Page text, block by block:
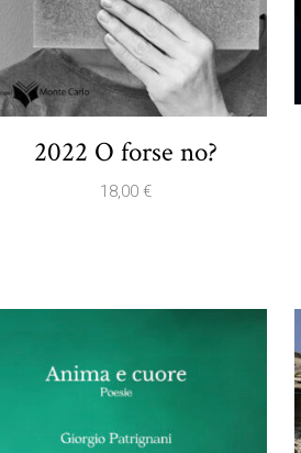
2022 O forse no?
18,00 €